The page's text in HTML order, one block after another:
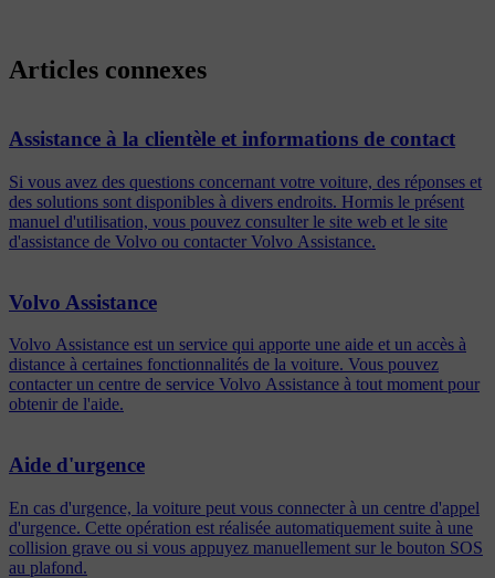
Articles connexes
Assistance à la clientèle et informations de contact
Si vous avez des questions concernant votre voiture, des réponses et
des solutions sont disponibles à divers endroits. Hormis le présent
manuel d'utilisation, vous pouvez consulter le site web et le site
d'assistance de Volvo ou contacter Volvo Assistance.
Volvo Assistance
Volvo Assistance est un service qui apporte une aide et un accès à
distance à certaines fonctionnalités de la voiture. Vous pouvez
contacter un centre de service Volvo Assistance à tout moment pour
obtenir de l'aide.
Aide d'urgence
En cas d'urgence, la voiture peut vous connecter à un centre d'appel
d'urgence. Cette opération est réalisée automatiquement suite à une
collision grave ou si vous appuyez manuellement sur le bouton SOS
au plafond.